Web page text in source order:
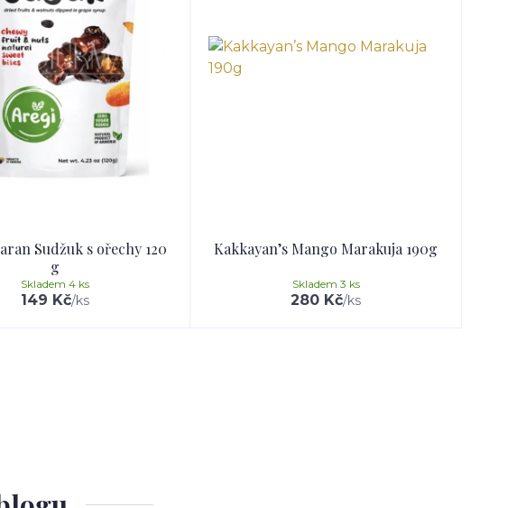
Sudžuk s ořechy 120
g
149 Kč/ks
Skladem 4 ks
Kakkayan’s Mango Marakuja 190g
280 Kč/ks
Skladem 3 ks